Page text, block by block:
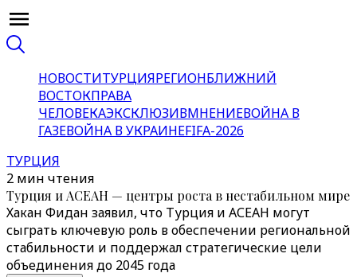
НОВОСТИТУРЦИЯРЕГИОНБЛИЖНИЙ
ВОСТОКПРАВА
ЧЕЛОВЕКАЭКСКЛЮЗИВМНЕНИЕВОЙНА В
ГАЗЕВОЙНА В УКРАИНЕFIFA-2026
ТУРЦИЯ
2 мин чтения
Турция и АСЕАН — центры роста в нестабильном мире
Хакан Фидан заявил, что Турция и АСЕАН могут
сыграть ключевую роль в обеспечении региональной
стабильности и поддержал стратегические цели
объединения до 2045 года